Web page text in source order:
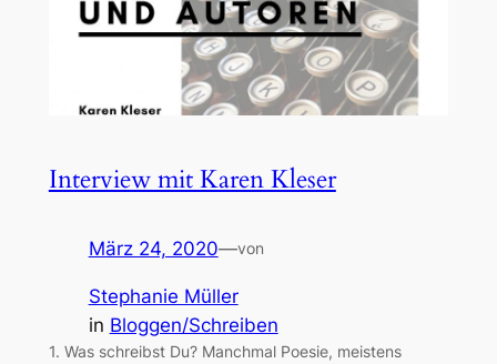
Interview mit Karen Kleser
März 24, 2020—von
Stephanie Müller
in Bloggen/Schreiben
1. Was schreibst Du? Manchmal Poesie, meistens